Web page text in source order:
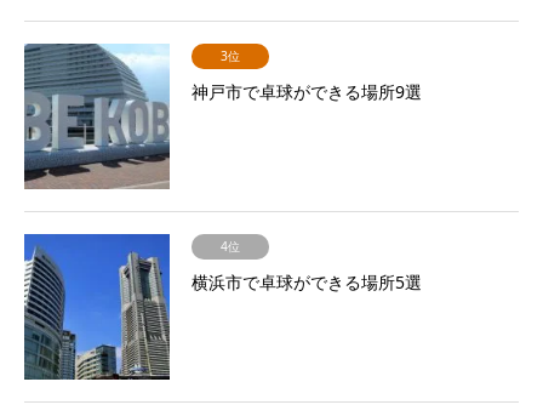
3位
神戸市で卓球ができる場所9選
4位
横浜市で卓球ができる場所5選